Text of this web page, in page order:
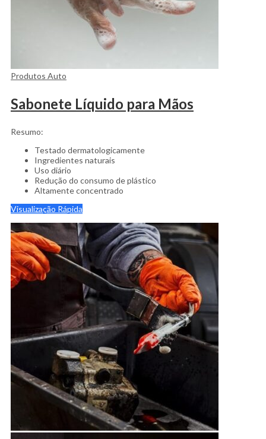
Produtos Auto
Sabonete Líquido para Mãos
Resumo:
Testado dermatologicamente
Ingredientes naturais
Uso diário
Redução do consumo de plástico
Altamente concentrado
Visualização Rápida